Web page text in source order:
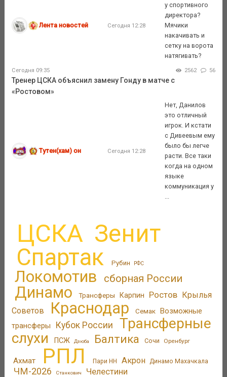
Лента новостей Сегодня 12:28
у спортивного
директора?
Мячики
накачивать и
сетку на ворота
натягивать?
Сегодня 09:35 2562 56
Тренер ЦСКА объяснил замену Гонду в матче с
«Ростовом»
Тутен(хам) он Сегодня 12:28
Нет, Данилов
это отличный
игрок. И кстати
с Дивеевым ему
было бы легче
расти. Все таки
когда на одном
языке
коммуникация у
ЦСКА Зенит
Спартак Рубин РФС
Локомотив сборная России
Динамо Трансферы Карпин Ростов Крылья
Советов
Краснодар Семак Возможные
трансферы
Кубок России
Трансферные
слухи
ПСЖ Дзюба Балтика Сочи Оренбург
Ахмат РПЛ Пари НН Акрон Динамо Махачкала
ЧМ-2026 Станкович Челестини